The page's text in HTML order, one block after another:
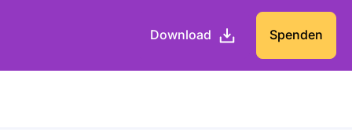
Download Spenden